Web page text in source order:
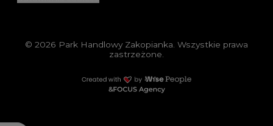
© 2026 Park Handlowy Zakopianka. Wszystkie prawa
zastrzeżone.